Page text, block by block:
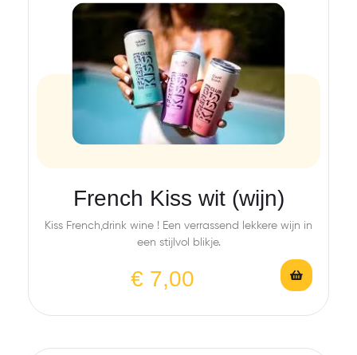
French Kiss wit (wijn)
Kiss French,drink wine ! Een verrassend lekkere wijn in
een stijlvol blikje.
€ 7,00